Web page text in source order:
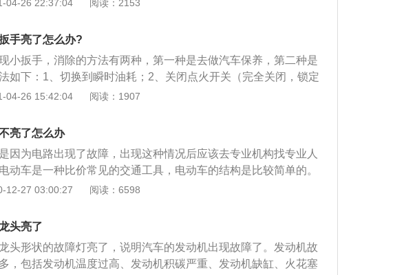
启动的时候，也会导致污染灯亮了起来。
，发动机就能顺利启动，问题便解决了。
04-26 22:37:04 阅读：2153
手亮了怎么办?
小扳手，消除的方法有两种，第一种是去做汽车保养，第二种是
如下：1、切换到瞬时油耗；2、关闭点火开关（完全关闭，锁定
、在插入钥匙前，按住模式开关（即，切换瞬时油耗和小里程的
内触摸模式开关和时钟开关（触摸时间）就可以归零了。
04-26 15:42:04 阅读：1907
亮了怎么办
因为电路出现了故障，出现这种情况后应该去专业机构找专业人
动车是一种比价常见的交通工具，电动车的结构是比较简单的。
件包括车架，电动机，电池，控制器。控制器是用来控制全车电
是电动车动力的来源，电动机可以驱动电动车前进。电池是电动
存电能的部件，电池可以给电动车上所有的电子设备供电。但电
定期更换的易损件，随着充放电次数的增加，电池的性能也会不
和放电时，电池中的离子会在电解液中移动，部分离子在电解液
12-27 03:00:27 阅读：6598
头亮了
头形状的故障灯亮了，说明汽车的发动机出现故障了。发动机故
，包括发动机温度过高、发动机积碳严重、发动机缺缸、火花塞